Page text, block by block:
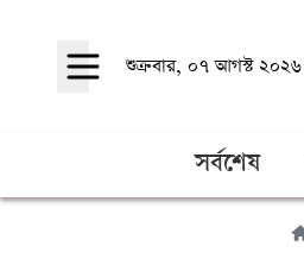
শুক্রবার, ০৭ আগস্ট ২০২৬
সর্বশেষ